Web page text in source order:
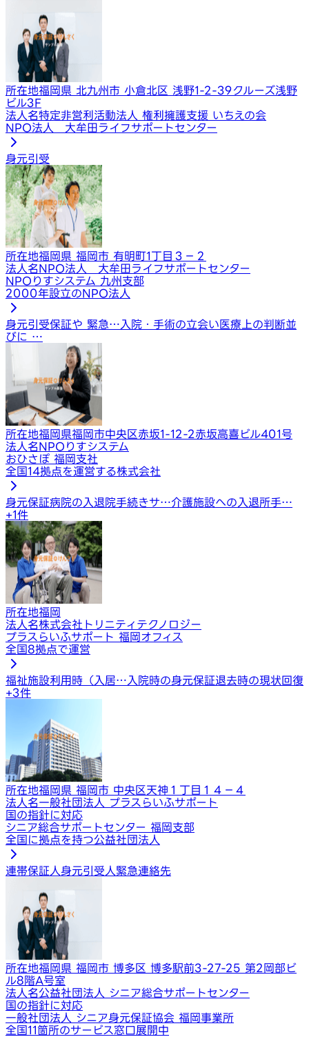
所在地福岡県 北九州市 小倉北区 浅野1-2-39クルーズ浅野
ビル3F
法人名特定非営利活動法人 権利擁護支援 いちえの会
NPO法人 大牟田ライフサポートセンター
身元引受
所在地福岡県 福岡市 有明町1丁目３－２
法人名NPO法人 大牟田ライフサポートセンター
NPOりすシステム 九州支部
2000年設立のNPO法人
身元引受保証や 緊急… 入院・手術の立会い医療上の判断並
びに …
所在地福岡県福岡市中央区赤坂1-12-2赤坂高喜ビル401号
法人名NPOりすシステム
おひさぽ 福岡支社
全国14拠点を運営する株式会社
身元保証病院の入退院手続きサ…介護施設への入退所手…
+1件
所在地福岡
法人名株式会社トリニティテクノロジー
プラスらいふサポート 福岡オフィス
全国8拠点で運営
福祉施設利用時（入居… 入院時の身元保証退去時の現状回復
+3件
所在地福岡県 福岡市 中央区天神１丁目１４−４
法人名一般社団法人 プラスらいふサポート
国の指針に対応
シニア総合サポートセンター 福岡支部
全国に拠点を持つ公益社団法人
連帯保証人身元引受人緊急連絡先
所在地福岡県 福岡市 博多区 博多駅前3-27-25 第2岡部ビ
ル8階A号室
法人名公益社団法人 シニア総合サポートセンター
国の指針に対応
一般社団法人 シニア身元保証協会 福岡事業所
全国11箇所のサービス窓口展開中